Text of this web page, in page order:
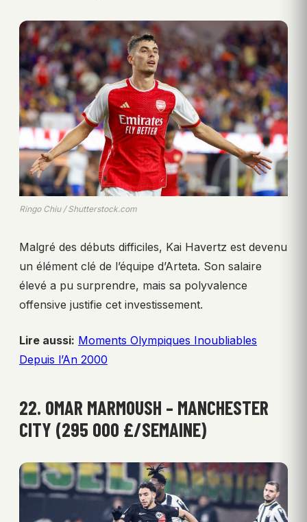
Ringo Chiu / Shutterstock.com
Malgré des débuts difficiles, Kai Havertz est devenu
un élément clé de l’équipe d’Arteta. Son salaire
élevé a pu surprendre, mais sa polyvalence
offensive justifie cet investissement.
Lire aussi: Moments Olympiques Inoubliables
Depuis l’An 2000
22. OMAR MARMOUSH – MANCHESTER
CITY (295 000 £/SEMAINE)